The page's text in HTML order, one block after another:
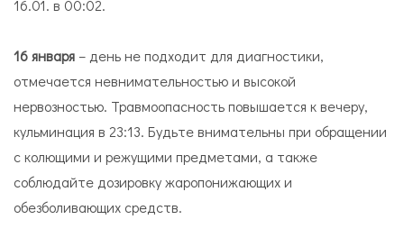
16.01. в 00:02.
16 января – день не подходит для диагностики,
отмечается невнимательностью и высокой
нервозностью. Травмоопасность повышается к вечеру,
кульминация в 23:13. Будьте внимательны при обращении
с колющими и режущими предметами, а также
соблюдайте дозировку жаропонижающих и
обезболивающих средств.